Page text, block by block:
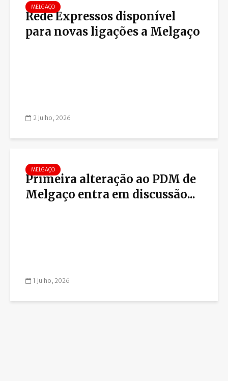
MELGAÇO
Rede Expressos disponível
para novas ligações a Melgaço
2 Julho, 2026
MELGAÇO
Primeira alteração ao PDM de
Melgaço entra em discussão...
1 Julho, 2026